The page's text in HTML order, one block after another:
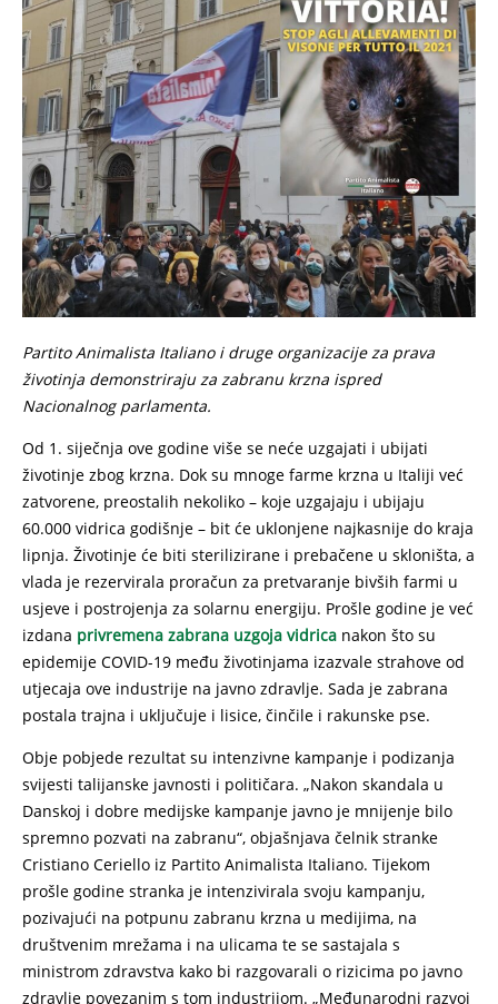
Partito Animalista Italiano i druge organizacije za prava
životinja demonstriraju za zabranu krzna ispred
Nacionalnog parlamenta.
Od 1. siječnja ove godine više se neće uzgajati i ubijati
životinje zbog krzna. Dok su mnoge farme krzna u Italiji već
zatvorene, preostalih nekoliko – koje uzgajaju i ubijaju
60.000 vidrica godišnje – bit će uklonjene najkasnije do kraja
lipnja. Životinje će biti sterilizirane i prebačene u skloništa, a
vlada je rezervirala proračun za pretvaranje bivših farmi u
usjeve i postrojenja za solarnu energiju. Prošle godine je već
izdana privremena zabrana uzgoja vidrica nakon što su
epidemije COVID-19 među životinjama izazvale strahove od
utjecaja ove industrije na javno zdravlje. Sada je zabrana
postala trajna i uključuje i lisice, činčile i rakunske pse.
Obje pobjede rezultat su intenzivne kampanje i podizanja
svijesti talijanske javnosti i političara. „Nakon skandala u
Danskoj i dobre medijske kampanje javno je mnijenje bilo
spremno pozvati na zabranu“, objašnjava čelnik stranke
Cristiano Ceriello iz Partito Animalista Italiano. Tijekom
prošle godine stranka je intenzivirala svoju kampanju,
pozivajući na potpunu zabranu krzna u medijima, na
društvenim mrežama i na ulicama te se sastajala s
ministrom zdravstva kako bi razgovarali o rizicima po javno
zdravlje povezanim s tom industrijom. „Međunarodni razvoj